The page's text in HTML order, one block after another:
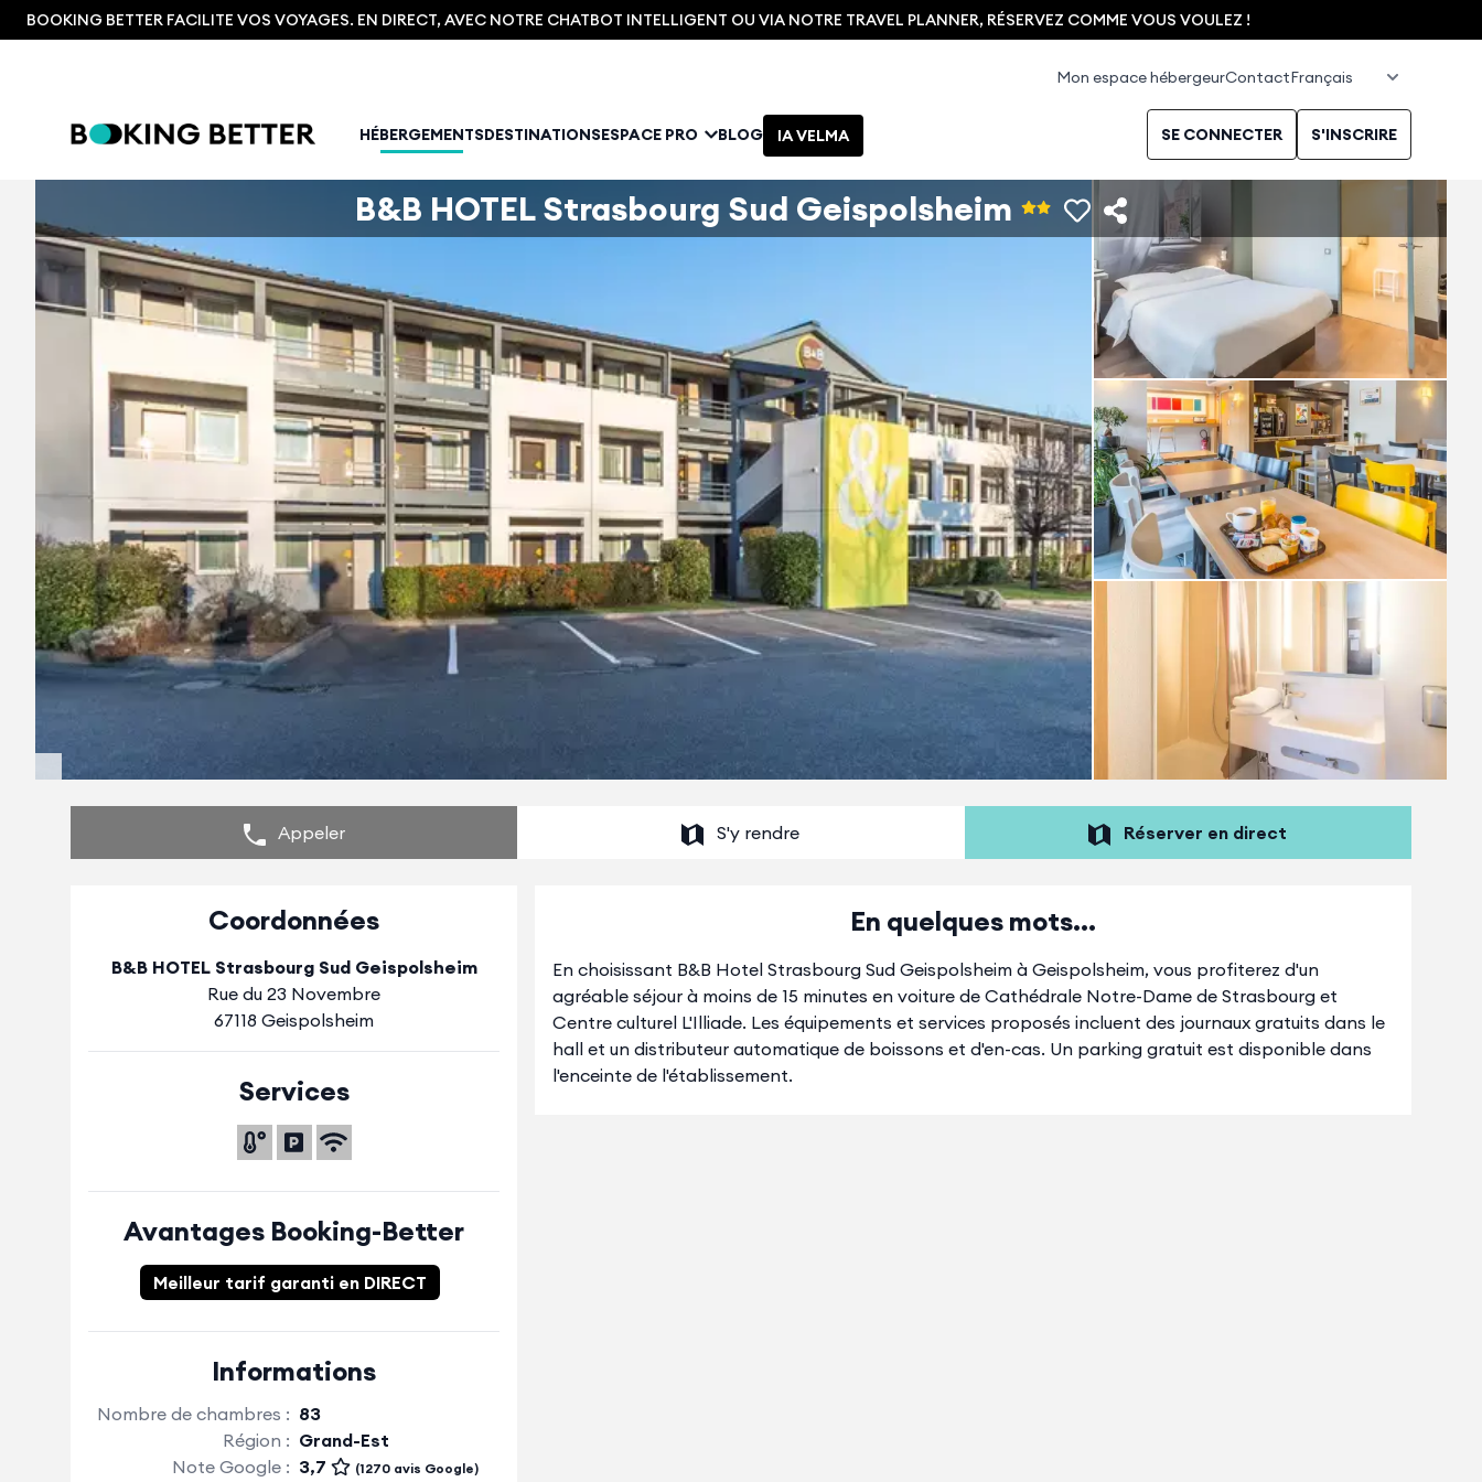
BOOKING BETTER FACILITE VOS VOYAGES. EN DIRECT, AVEC NOTRE CHATBOT INTELLIGENT OU VIA NOTRE TRAVEL PLANNER, RÉSERVEZ COMME VOUS VOULEZ !
Mon espace hébergeurContact
HÉBERGEMENTSDESTINATIONSESPACE PRO BLOG IA VELMA SE CONNECTER S'INSCRIRE
B&B HOTEL Strasbourg Sud Geispolsheim
Appeler S'y rendre Réserver en direct
Coordonnées
B&B HOTEL Strasbourg Sud Geispolsheim
Rue du 23 Novembre
67118 Geispolsheim
Services
Avantages Booking-Better
Meilleur tarif garanti en DIRECT
Informations
Nombre de chambres : 83
Région : Grand-Est
Note Google : 3,7 (1270 avis Google)
En quelques mots...
En choisissant B&B Hotel Strasbourg Sud Geispolsheim à Geispolsheim, vous profiterez d'un
agréable séjour à moins de 15 minutes en voiture de Cathédrale Notre-Dame de Strasbourg et
Centre culturel L'Illiade. Les équipements et services proposés incluent des journaux gratuits dans le
hall et un distributeur automatique de boissons et d'en-cas. Un parking gratuit est disponible dans
l'enceinte de l'établissement.